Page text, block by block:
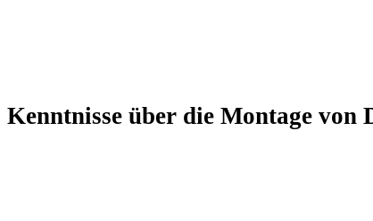
Kenntnisse über die Montage von